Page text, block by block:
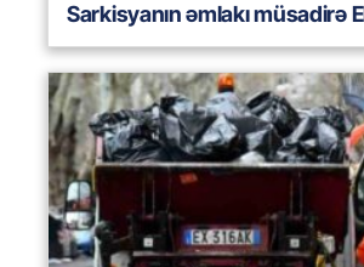
Sarkisyanın əmlakı müsadirə